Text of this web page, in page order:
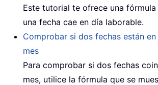
Este tutorial te ofrece una
una fecha cae en día laborable.
Comprobar si dos fechas están
mes
Para comprobar si dos fechas
mes, utilice la fórmula que se